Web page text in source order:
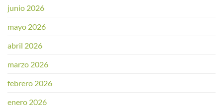
junio 2026
mayo 2026
abril 2026
marzo 2026
febrero 2026
enero 2026